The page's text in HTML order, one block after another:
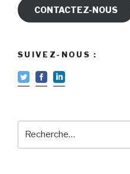
CONTACTEZ-NOUS
SUIVEZ-NOUS :